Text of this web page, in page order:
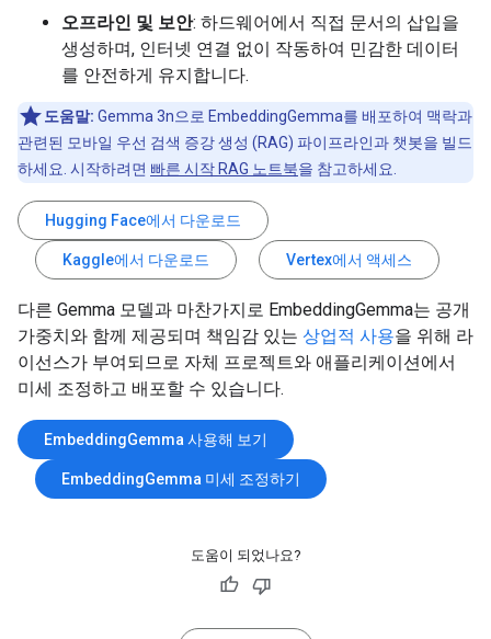
오프라인 및 보안: 하드웨어에서 직접 문서의 삽입을
생성하며, 인터넷 연결 없이 작동하여 민감한 데이터
를 안전하게 유지합니다.
도움말: Gemma 3n으로 EmbeddingGemma를 배포하여 맥락과
관련된 모바일 우선 검색 증강 생성 (RAG) 파이프라인과 챗봇을 빌드
하세요. 시작하려면 빠른 시작 RAG 노트북을 참고하세요.
Hugging Face에서 다운로드
Kaggle에서 다운로드 Vertex에서 액세스
다른 Gemma 모델과 마찬가지로 EmbeddingGemma는 공개
가중치와 함께 제공되며 책임감 있는 상업적 사용을 위해 라
이선스가 부여되므로 자체 프로젝트와 애플리케이션에서
미세 조정하고 배포할 수 있습니다.
EmbeddingGemma 사용해 보기
EmbeddingGemma 미세 조정하기
도움이 되었나요?